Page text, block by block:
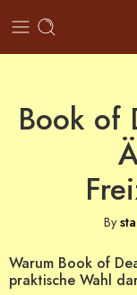
Book of
By
Warum Book of
praktische Wahl